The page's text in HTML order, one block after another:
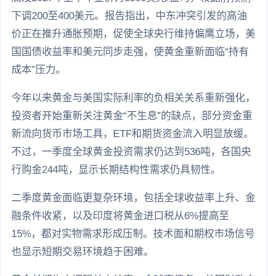
下调200至400美元。报告指出，中东冲突引发的高油
价正在推升通胀预期，促使全球央行维持偏鹰立场，美
国国债收益率和美元同步走强，使黄金重新面临“持有
成本”压力。
今年以来黄金与美国实际利率的负相关关系重新强化，
投资者开始重新关注黄金“不生息”的缺点，部分资金重
新流向货币市场工具，ETF和期货资金流入明显放缓。
不过，一季度全球黄金投资需求仍达到536吨，各国央
行购金244吨，显示长期结构性需求仍具韧性。
二季度黄金面临更复杂环境，包括全球收益率上升、金
融条件收紧，以及印度将黄金进口税从6%提高至
15%，都对实物需求形成压制。技术面和期权市场信号
也显示短期交易环境趋于困难。